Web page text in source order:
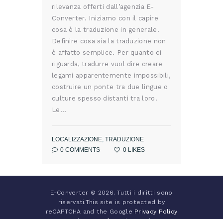
rilevanza offerti dall’agenzia E-
Converter. Iniziamo con il capire
cosa è la traduzione in generale.
Definire cosa sia la traduzione non
è affatto semplice. Per quanto ci
riguarda, tradurre vuol dire creare
legami apparentemente impossibili,
costruire un ponte tra due lingue o
culture spesso distanti tra loro.
Le…
LOCALIZZAZIONE, TRADUZIONE
0 COMMENTS 0 LIKES
E-Converter © 2026. Tutti i diritti sono
riservati.This site is protected by
reCAPTCHA and the Google Privacy Policy